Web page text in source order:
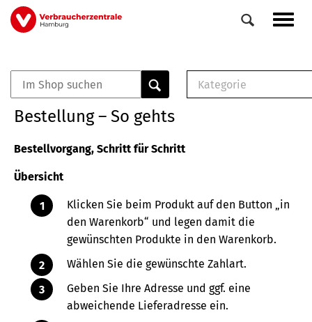
Direkt
zum
Veranstaltungen
0
Elemente
Kategorie
Buch
Bestellung – So gehts
Bestellvorgang, Schritt für Schritt
Übersicht
Klicken Sie beim Produkt auf den Button „in
den Warenkorb“ und legen damit die
gewünschten Produkte in den Warenkorb.
Wählen Sie die gewünschte Zahlart.
Geben Sie Ihre Adresse und ggf. eine
abweichende Lieferadresse ein.